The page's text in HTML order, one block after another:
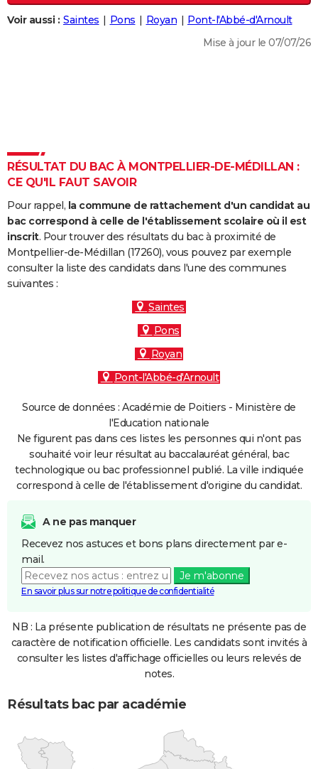
Destinations
City break
Voyage nature
Voyage de noces
Forum
Climat
+
PHOTO
Dictionnaire
Biographies
Citations
Expressions
Proverbes
PROGRAMME TV
COPAINS D'AVANT
Se connecter
Collèges
Universités
Service militaire
Avis de recherche
AVIS DE DÉCÈS
FORUM
Bricolage
Lifestyle
Culture
Sport
Auto
Television
Voyage
Cinema
Voir aussi : Saintes Pons Royan
Pont-l'Abbé-d'Arnoult
Mise à jour le 07/07/26
RÉSULTAT DU BAC À MONTPELLIER-DE-MÉDILLAN :
CE QU'IL FAUT SAVOIR
Pour rappel, la commune de rattachement d'un candidat au
bac correspond à celle de l'établissement scolaire où il est
inscrit. Pour trouver des résultats du bac à proximité de
Montpellier-de-Médillan (17260), vous pouvez par exemple
consulter la liste des candidats dans l'une des communes
suivantes :
Saintes
Pons
Royan
Pont-l'Abbé-d'Arnoult
Source de données : Académie de Poitiers - Ministère de
l'Education nationale
Ne figurent pas dans ces listes les personnes qui n'ont pas
souhaité voir leur résultat au baccalauréat général, bac
technologique ou bac professionnel publié. La ville indiquée
correspond à celle de l'établissement d'origine du candidat.
A ne pas manquer
Recevez nos astuces et bons plans directement par e-
mail.
Je m'abonne
En savoir plus sur notre politique de confidentialité
NB : La présente publication de résultats ne présente pas de
caractère de notification officielle. Les candidats sont invités à
consulter les listes d'affichage officielles ou leurs relevés de
notes.
Résultats bac par académie